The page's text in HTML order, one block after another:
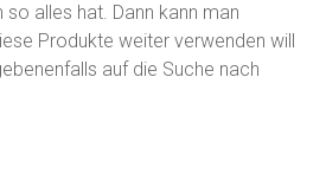
alles hat. Dann kann man
Produkte weiter verwenden will
auf die Suche nach